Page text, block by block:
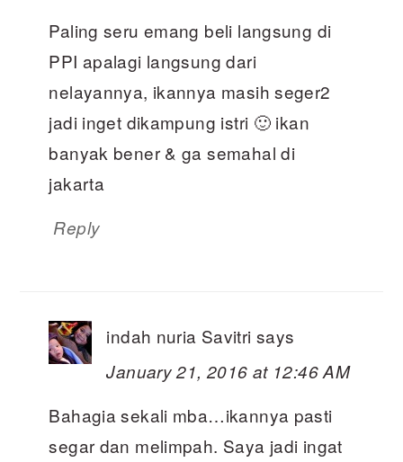
Paling seru emang beli langsung di
PPI apalagi langsung dari
nelayannya, ikannya masih seger2
jadi inget dikampung istri 🙂 ikan
banyak bener & ga semahal di
jakarta
Reply
indah nuria Savitri says
January 21, 2016 at 12:46 AM
Bahagia sekali mba…ikannya pasti
segar dan melimpah. Saya jadi ingat